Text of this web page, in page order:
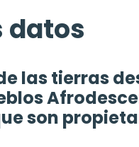
datos
las tierras
son